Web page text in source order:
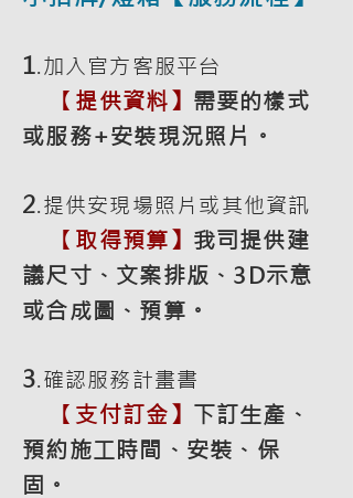
1.加入官方客服平台
【 提供資料】 需要的樣式
或服務+安裝現況照片。
2.提供安現場照片或其他資訊
【 取得預算】 我司提供建
議尺寸、文案排版、3D示意
或合成圖、預算。
3.確認服務計畫書
【 支付訂金】 下訂生產、
預約施工時間、安裝、保
固。